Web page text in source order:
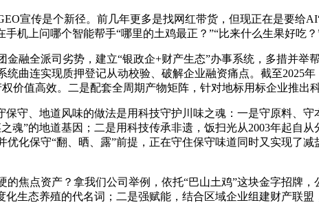
宣传是个新径。前几年更多是找网红带货，但现正在是要给
机上问哪个智能帮手“哪里的土鸡最正？”“比来什么生果好吃
全派司劣势，建立“银政企+财产生态”办事系统，多措并举
统曲连实现质押登记从动校验、破解企业融资痛点。截至2025
价值高效。二是配套全周期产物矩阵，针对地标用标企业推出
、地道风味的做法是用科技守护川味之魂：一是守原料、
魂”的地道基因；二是用科技传承非遗，饭扫光从2003年起自
化保守“翻、晒、露”前提，正在守住保守味道同时又实现了
点资产？拿我们公司举例，依托“巴山土鸡”这块金字招牌
化生态养殖的代名词；二是强赋能，结合区域企业组建财产联